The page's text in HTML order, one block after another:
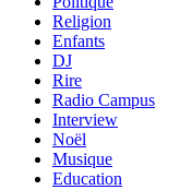
Religion
Enfants
DJ
Rire
Radio Campus
Interview
Noël
Musique
Education